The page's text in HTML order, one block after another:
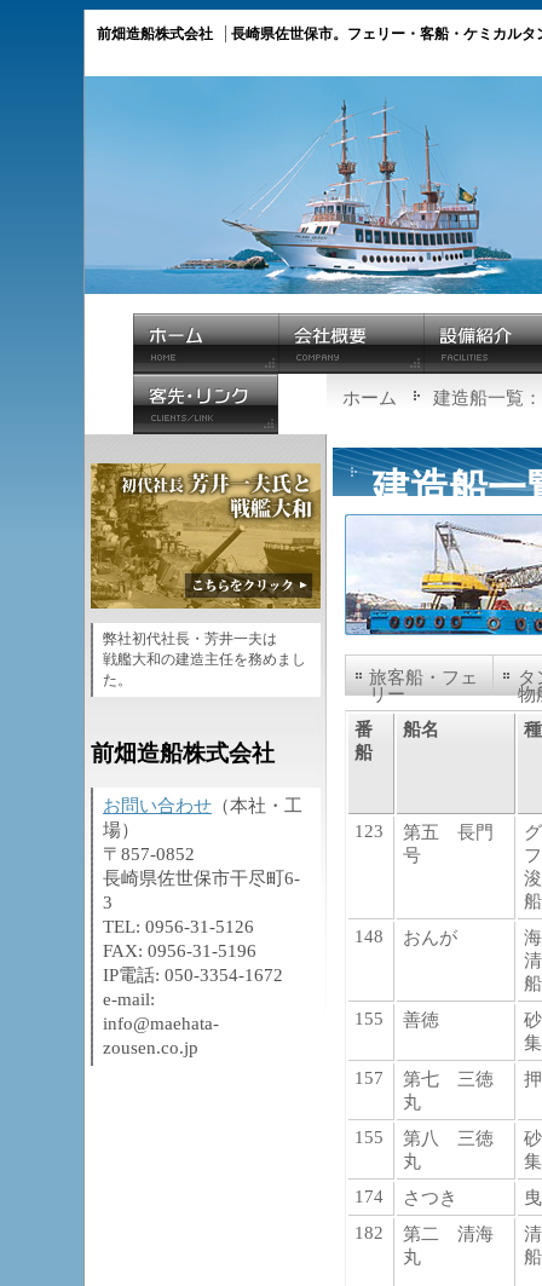
前畑造船株式会社 長崎県佐世保市。フェリー・客船・ケミカル
ホーム 建造船一覧
建造船一
旅客船・フェ
リー
タ
物
番
船
船名
123
第五 長門
号
船
148
おんが
船
155
善徳
157
第七 三徳
丸
155
第八 三徳
丸
174
さつき
182
第二 清海
丸
船
弊社初代社長・芳井一夫は
戦艦大和の建造主任を務めまし
た。
前畑造船株式会社
お問い合わせ （本社・工
場）
〒857-0852
長崎県佐世保市干尽町6-
3
TEL: 0956-31-5126
FAX: 0956-31-5196
IP電話: 050-3354-1672
e-mail:
info@maehata-
zousen.co.jp